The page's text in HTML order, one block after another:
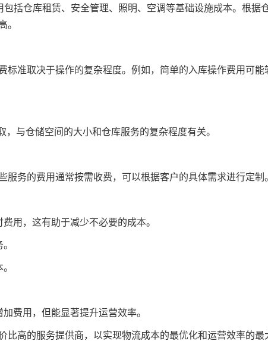
括仓库租赁、安全管理、照明、空调等基础设施成本。根据
准取决于操作的复杂程度。例如，简单的入库操作费用可
与仓储空间的大小和仓库服务的复杂程度有关。
务的费用通常按需收费，可以根据客户的具体需求进行定制。
用，这有助于减少不必要的成本。
费用，但能显著提升运营效率。
高的服务提供商，以实现物流成本的最优化和运营效率的最